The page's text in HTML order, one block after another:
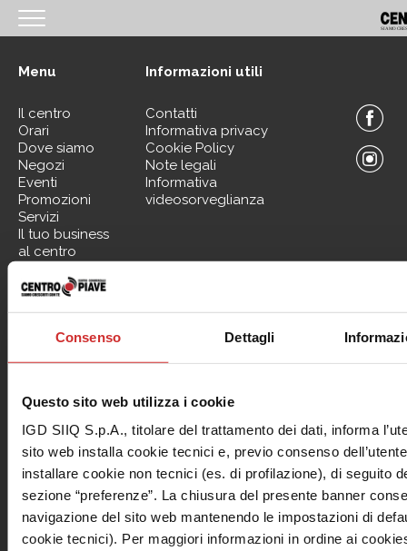
Consenso Dettagli
Questo sito web utilizza i cookie
IGD SIIQ S.p.A., titolare del trattamento dei dati, informa
sito web installa cookie tecnici e, previo consenso
installare cookie non tecnici (es. di profilazione), di seguito
sezione “preferenze”. La chiusura del presente banner
navigazione del sito web mantenendo le impostazioni di
cookie tecnici). Per maggiori informazioni in ordine ai
HOMEPAGE
IL CENTRO
ORARI
COME RAGGIUNGERCI
PROMOZIONI
NEGOZI
EVENTI
Menu
Il centro
Orari
Dove siamo
Negozi
Eventi
Promozioni
Servizi
Il tuo business
al centro
Informazioni utili
Contatti
Informativa privacy
Cookie Policy
Note legali
Informativa
videosorveglianza
Contattaci per informazioni sui nostri Spazi Expo
Leggi informativa privacy
Letta e compresa l’informativa